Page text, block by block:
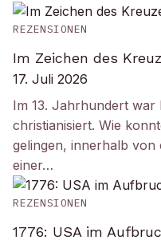
REZENSIONEN
Im Zeichen des
17. Juli 2026
Im 13. Jahrhundert war
christianisiert. Wie
gelingen, innerhalb
einer…
REZENSIONEN
1776: USA im